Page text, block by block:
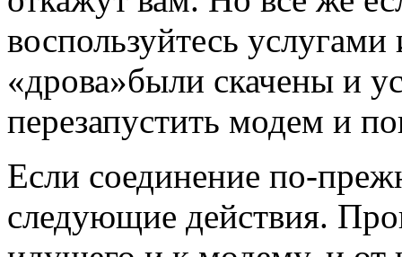
воспользуйтесь
«дрова»были скачены и
перезапустить модем и
Если соединение по-
следующие действия.